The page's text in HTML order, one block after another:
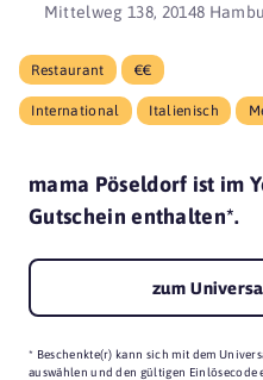
Mittelweg 138, 20148
Restaurant €€
International Italienisch
mama Pöseldorf ist im
Gutschein enthalten*.
zum
* Beschenkte(r) kann sich mit dem
auswählen und den gültigen Einlösecode